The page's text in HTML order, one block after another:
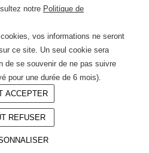
—CRAFT Limoges
de confidentialité
notre Politique de
vos informations ne seront
ce site. Un seul cookie sera
de se souvenir de ne pas suivre
pour une durée de 6 mois).
ACCEPTER
REFUSER